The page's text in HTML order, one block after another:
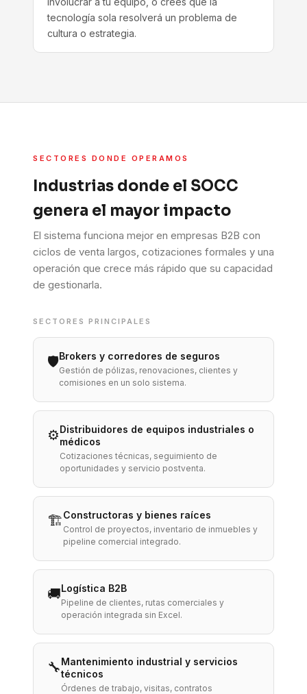
tecnología sola resolverá un problema de
cultura o estrategia.
SECTORES DONDE OPERAMOS
Industrias donde el SOCC
genera el mayor impacto
El sistema funciona mejor en empresas B2B con
ciclos de venta largos, cotizaciones formales y una
operación que crece más rápido que su capacidad
de gestionarla.
SECTORES PRINCIPALES
🛡️Brokers y corredores de seguros
Gestión de pólizas, renovaciones, clientes y
comisiones en un solo sistema.
⚙️Distribuidores de equipos industriales o
médicos
Cotizaciones técnicas, seguimiento de
oportunidades y servicio postventa.
🏗️Constructoras y bienes raíces
Control de proyectos, inventario de inmuebles y
pipeline comercial integrado.
🚚Logística B2B
Pipeline de clientes, rutas comerciales y
operación integrada sin Excel.
🔧Mantenimiento industrial y servicios
técnicos
Órdenes de trabajo, visitas, contratos